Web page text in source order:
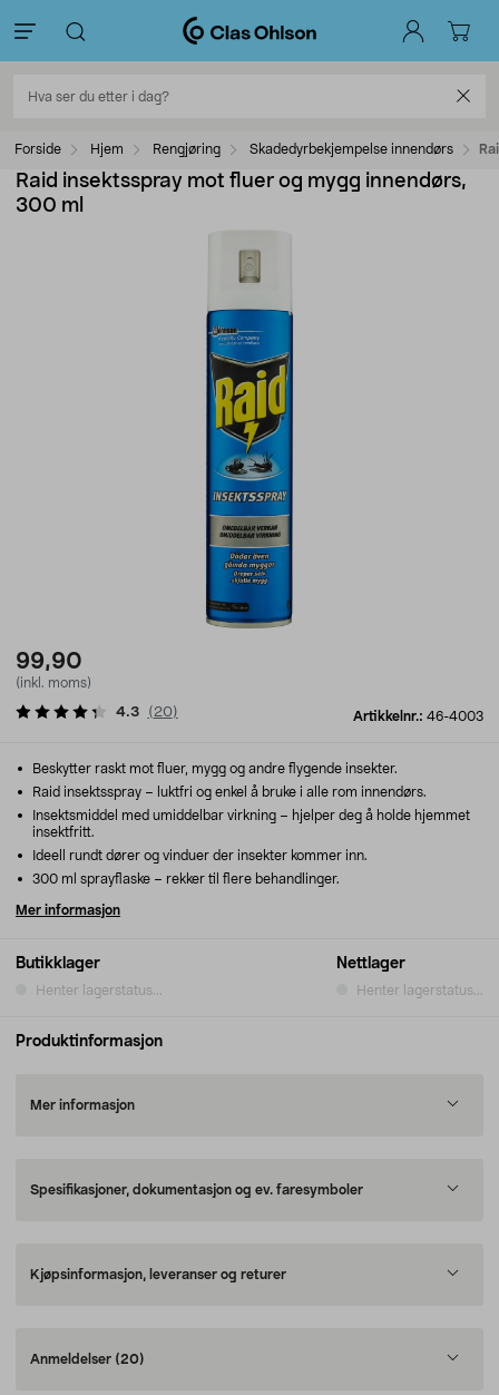
Forside Hjem Rengjøring Skadedyrbekjempelse innendørs
Raid insektsspray mot fluer og mygg innendørs,
300 ml
99,90
(inkl. moms)
Artikkelnr.: 46-4003
4.3 ( 20)
Butikklager
Henter lagerstatus...
Nettlager
Henter lagerstatus...
Beskytter raskt mot fluer, mygg og andre flygende insekter.
Raid insektsspray – luktfri og enkel å bruke i alle rom innendørs.
Insektsmiddel med umiddelbar virkning – hjelper deg å holde hjemmet
insektfritt.
Ideell rundt dører og vinduer der insekter kommer inn.
300 ml sprayflaske – rekker til flere behandlinger.
Mer informasjon
Produktinformasjon
Mer informasjon
Spesifikasjoner, dokumentasjon og ev. faresymboler
Kjøpsinformasjon, leveranser og returer
Anmeldelser (20)